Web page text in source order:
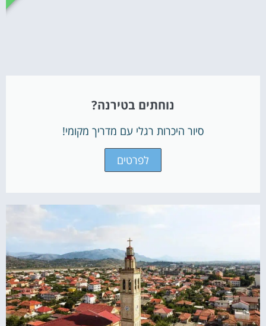
נוחתים בטירנה?
סיור היכרות רגלי עם מדריך מקומי!
לפרטים